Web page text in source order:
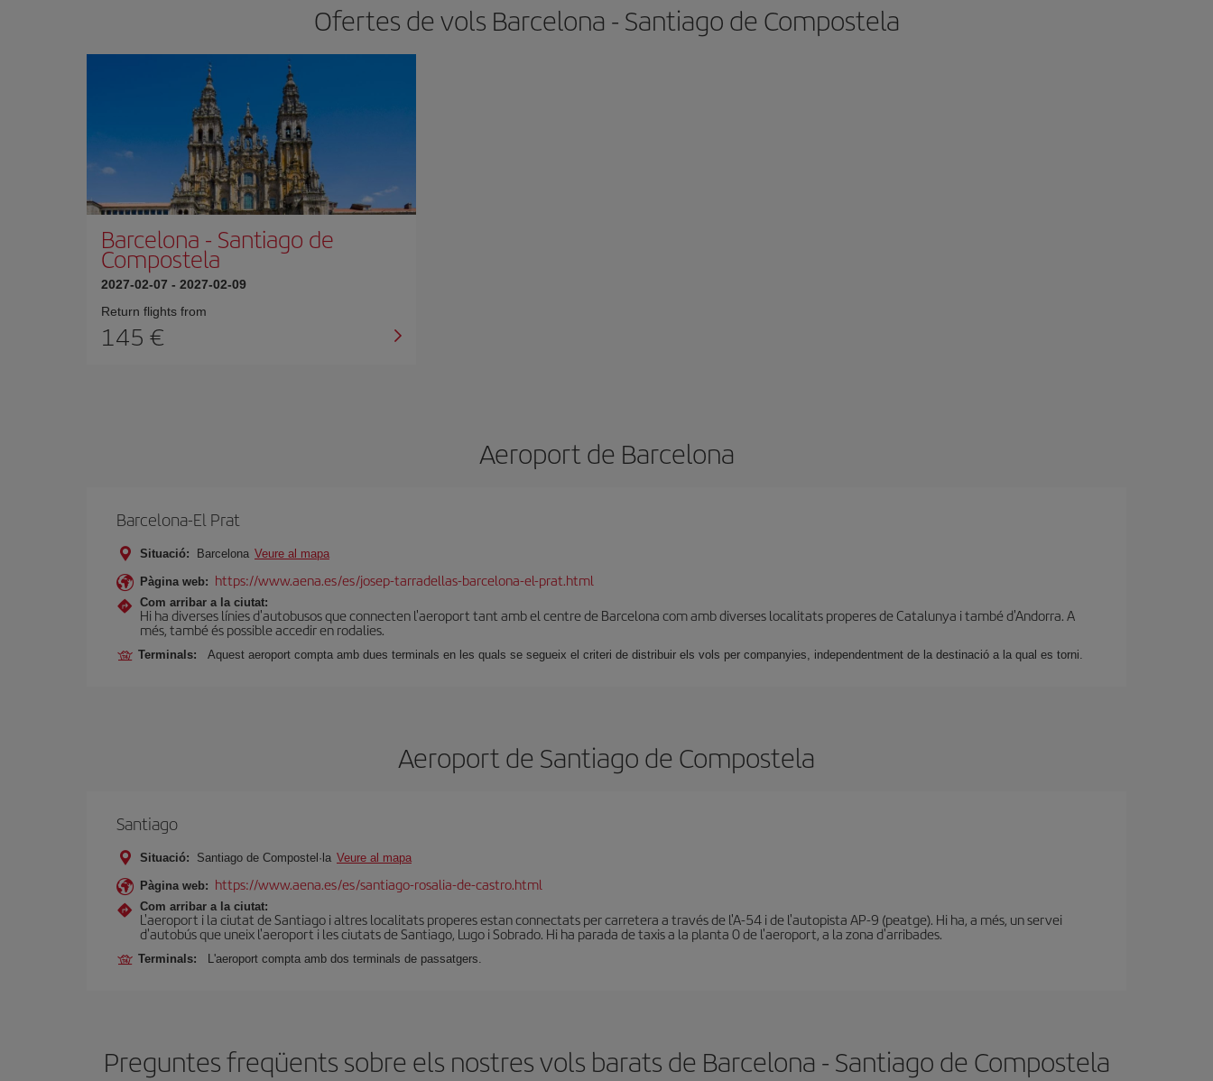
Ofertes de vols Barcelona - Santiago de Compostela
Barcelona - Santiago de
Compostela
2027-02-07 - 2027-02-09
Return flights from
145
Aeroport de Barcelona
Barcelona-El Prat
Situació: Barcelona Veure al mapa
Pàgina web: https://www.aena.es/es/josep-tarradellas-barcelona-el-prat.html
Com arribar a la ciutat:
Hi ha diverses línies d'autobusos que connecten l'aeroport tant amb el centre de Barcelona com amb diverses localitats properes de Catalunya i també d'Andorra. A
més, també és possible accedir en rodalies.
Terminals: Aquest aeroport compta amb dues terminals en les quals se segueix el criteri de distribuir els vols per companyies, independentment de la destinació a la qual es torni.
Aeroport de Santiago de Compostela
Santiago
Situació: Santiago de Compostel·la Veure al mapa
Pàgina web: https://www.aena.es/es/santiago-rosalia-de-castro.html
Com arribar a la ciutat:
L'aeroport i la ciutat de Santiago i altres localitats properes estan connectats per carretera a través de l'A-54 i de l'autopista AP-9 (peatge). Hi ha, a més, un servei
d'autobús que uneix l'aeroport i les ciutats de Santiago, Lugo i Sobrado. Hi ha parada de taxis a la planta 0 de l'aeroport, a la zona d'arribades.
Terminals: L'aeroport compta amb dos terminals de passatgers.
Preguntes freqüents sobre els nostres vols barats de Barcelona - Santiago de Compostela